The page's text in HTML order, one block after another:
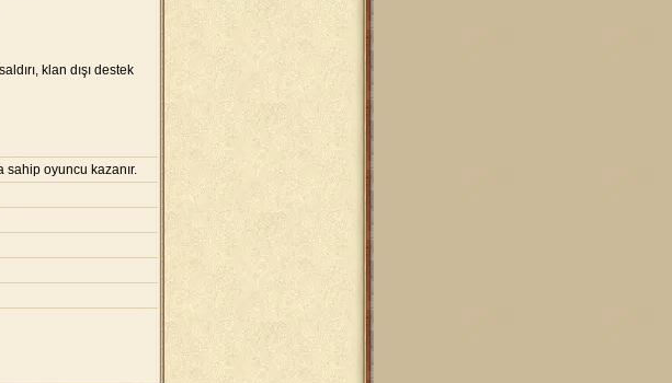
klan dışı destek
oyuncu kazanır.